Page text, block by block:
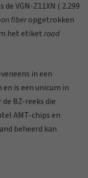
VGN-Z11XN ( 2.299
fiberopgetrokken
het etiketroad
in een
is een unicum in
BZ-reeks die
AMT-chips en
beheerd kan